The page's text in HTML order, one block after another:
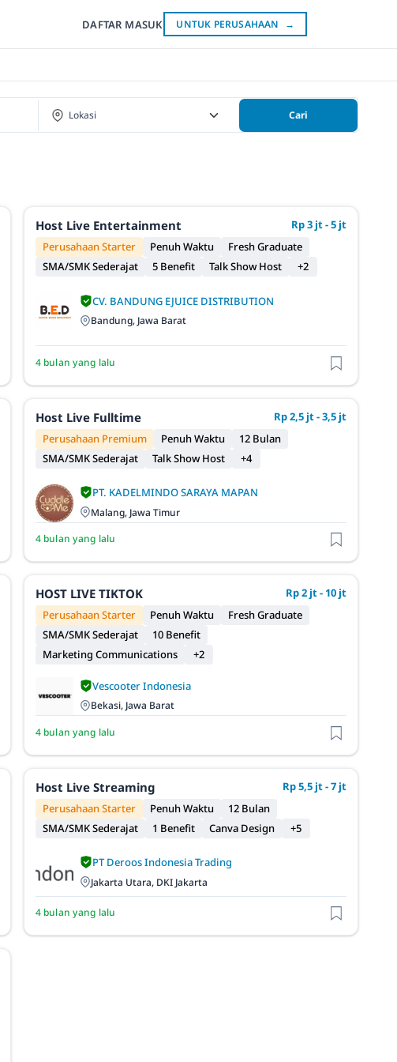
DAFTAR MASUK UNTUK PERUSAHAAN →
Cari
Host Live Entertainment
Rp 3 jt - 5 jt
Perusahaan Starter
Penuh Waktu
Fresh Graduate
SMA/SMK Sederajat
5 Benefit Talk Show Host +2
CV. BANDUNG EJUICE DISTRIBUTION
Bandung, Jawa Barat
4 bulan yang lalu
Host Live Fulltime
Rp 2,5 jt - 3,5 jt
Perusahaan Premium
Penuh Waktu
12 Bulan
SMA/SMK Sederajat
Talk Show Host +4
PT. KADELMINDO SARAYA MAPAN
Malang, Jawa Timur
4 bulan yang lalu
HOST LIVE TIKTOK
Rp 2 jt - 10 jt
Perusahaan Starter
Penuh Waktu
Fresh Graduate
SMA/SMK Sederajat
10 Benefit
Marketing Communications
+2
Vescooter Indonesia
Bekasi, Jawa Barat
4 bulan yang lalu
Host Live Streaming
Rp 5,5 jt - 7 jt
Perusahaan Starter
Penuh Waktu
12 Bulan
SMA/SMK Sederajat
1 Benefit Canva Design +5
PT Deroos Indonesia Trading
Jakarta Utara, DKI Jakarta
4 bulan yang lalu